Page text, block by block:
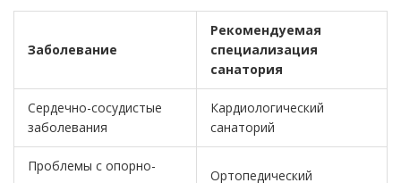
Заболевание
Рекомендуемая
специализация
санатория
Сердечно-сосудистые
заболевания
Кардиологический
санаторий
Проблемы с опорно-
Ортопедический